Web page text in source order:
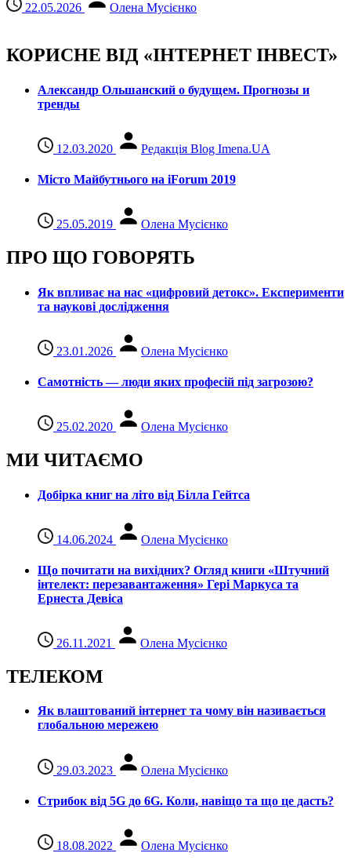
22.05.2026 Олена Мусієнко
КОРИСНЕ ВІД «ІНТЕРНЕТ ІНВЕСТ»
Александр Ольшанский о будущем. Прогнозы и
тренды
12.03.2020 Редакція Blog Imena.UA
Місто Майбутнього на iForum 2019
25.05.2019 Олена Мусієнко
ПРО ЩО ГОВОРЯТЬ
Як впливає на нас «цифровий детокс». Експерименти
та наукові дослідження
23.01.2026 Олена Мусієнко
Самотність — люди яких професій під загрозою?
25.02.2020 Олена Мусієнко
МИ ЧИТАЄМО
Добірка книг на літо від Білла Гейтса
14.06.2024 Олена Мусієнко
Що почитати на вихідних? Огляд книги «Штучний
інтелект: перезавантаження» Гері Маркуса та
Ернеста Девіса
26.11.2021 Олена Мусієнко
ТЕЛЕКОМ
Як влаштований інтернет та чому він називається
глобальною мережею
29.03.2023 Олена Мусієнко
Стрибок від 5G до 6G. Коли, навіщо та що це даcть?
18.08.2022 Олена Мусієнко